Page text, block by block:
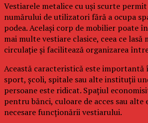
Vestiarele metalice cu uși scurte
numărului de utilizatori fără a ocupa
podea. Același corp de mobilier poate
mai multe vestiare clasice, ceea ce
circulație și facilitează organizarea
Această caracteristică este importantă
sport, școli, spitale sau alte instituții
persoane este ridicat. Spațiul
pentru bănci, culoare de acces sau alte
necesare funcționării vestiarului.